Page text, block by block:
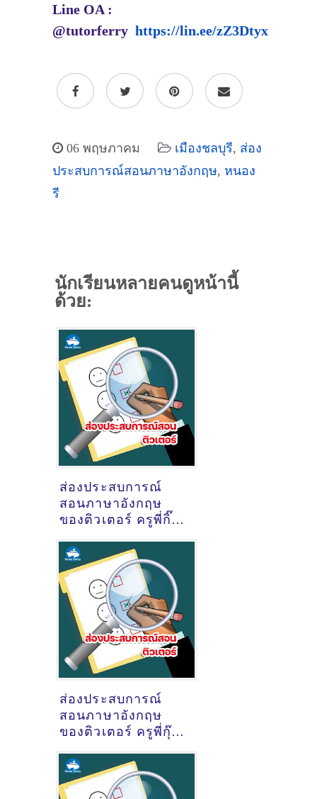
Line OA :
@tutorferry https://lin.ee/zZ3Dtyx
06 พฤษภาคม เมืองชลบุรี, ส่อง
ประสบการณ์สอนภาษาอังกฤษ, หนอง
รี
นักเรียนหลายคนดูหน้านี้
ด้วย:
ส่องประสบการณ์
สอนภาษาอังกฤษ
ของติวเตอร์ ครูพี่กิ๊ฟ
@ตำบลกำแพงแสน
จังหวัดนครปฐม
ส่องประสบการณ์
สอนภาษาอังกฤษ
ของติวเตอร์ ครูพี่กุ๊ก
@ออนไลน์